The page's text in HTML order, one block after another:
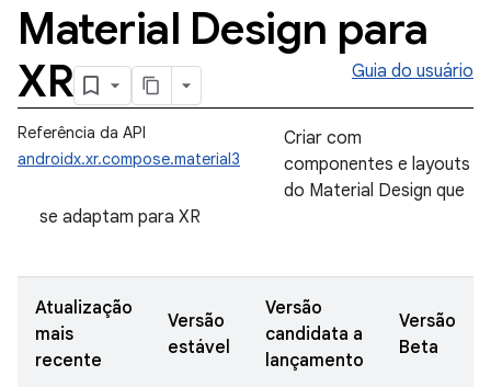
Material Design para
XR
Guia do usuário
Referência da API
androidx.xr.compose.material3
Criar com
componentes e layouts
do Material Design que
se adaptam para XR
Atualização
mais
recente
Versão
estável
Versão
candidata a
lançamento
Versão
Beta